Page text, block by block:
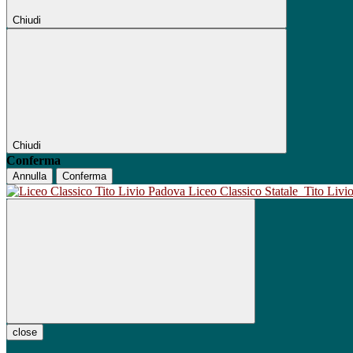
Chiudi
Chiudi
Conferma
Annulla Conferma
Liceo Classico Statale Tito Livio
close